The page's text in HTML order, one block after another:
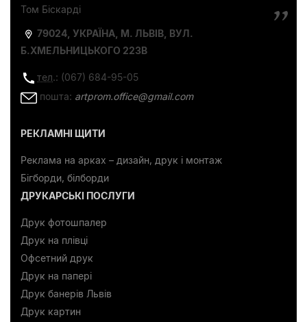
Том Біскарді
79024, УКРАЇНА, М. ЛЬВІВ, ВУЛ.
Б.ХМЕЛЬНИЦЬКОГО 223В
тел.: (067) 684-95-05
пошта: artprom.office@gmail.com
РЕКЛАМНІ ЩИТИ
Реклама на арках – дизайн, друк і монтаж
Бігборди, білборди
ДРУКАРСЬКІ ПОСЛУГИ
Друк фотошпалер
Друк на плівці
Офсетний друк
Друк на папері
Друк банерів Львів
Друк картин